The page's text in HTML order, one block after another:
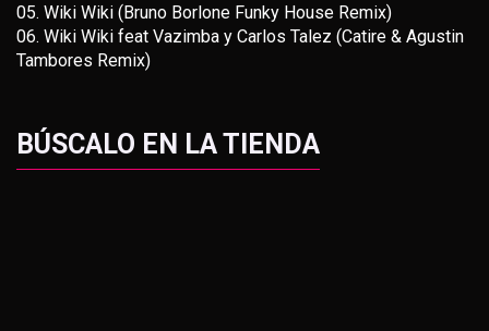
05. Wiki Wiki (Bruno Borlone Funky House Remix)
06. Wiki Wiki feat Vazimba y Carlos Talez (Catire & Agustin
Tambores Remix)
BÚSCALO EN LA TIENDA